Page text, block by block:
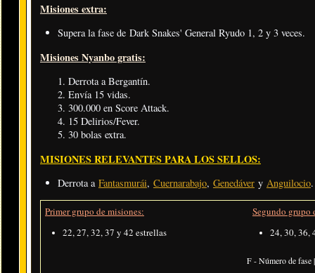
Misiones extra:
Supera la fase de Dark Snakes' General Ryudo 1, 2 y 3 veces.
Misiones Nyanbo gratis:
Derrota a Bergantín.
Envía 15 vidas.
300.000 en Score Attack.
15 Delirios/Fever.
30 bolas extra.
MISIONES RELEVANTES PARA LOS SELLOS:
Derrota a Fantasmurái, Cuernarabajo, Genedáver y Anguilocio.
Primer grupo de misiones:
22, 27, 32, 37 y 42 estrellas
Segundo grupo
24, 30, 36,
F - Número de fase